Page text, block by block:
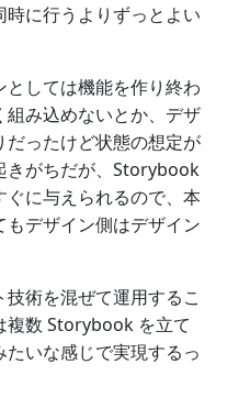
に行うよりずっとよい
しては機能を作り終わ
組み込めないとか、デザ
ったけど状態の想定が
きがちだが、Storybook
に与えられるので、本
デザイン側はデザイン
術を混ぜて運用するこ
複数 Storybook を立て
いな感じで実現するっ